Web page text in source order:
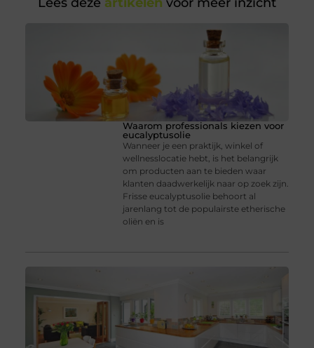
Waarom professionals kiezen voor
eucalyptusolie
Wanneer je een praktijk, winkel of
wellnesslocatie hebt, is het belangrijk
om producten aan te bieden waar
klanten daadwerkelijk naar op zoek zijn.
Frisse eucalyptusolie behoort al
jarenlang tot de populairste etherische
oliën en is